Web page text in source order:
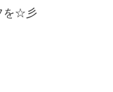
を☆彡